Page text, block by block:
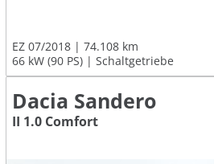
EZ 07/2018
74.108 km
66 kW (90 PS)
Schaltgetriebe
Dacia Sandero
II 1.0 Comfort